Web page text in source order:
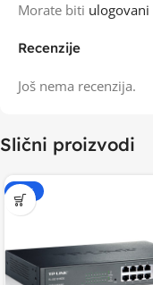
Recenzije
Još nema recenzija.
Morate biti ulogovani
Slični proizvodi
-20%